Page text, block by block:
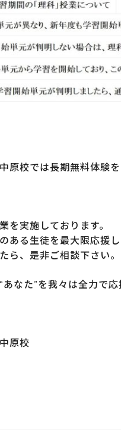
原校では長期無料体験を
を実施しております。
ある生徒を最大限応援し
ら、是非ご相談下さい。
なた”を我々は全力で応
原校